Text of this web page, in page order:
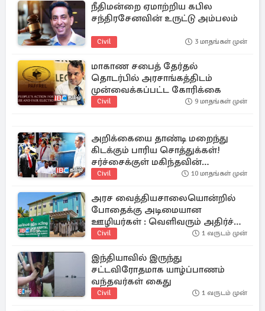
நீதிமன்றை ஏமாற்றிய கபில
சந்திரசேனவின் உருட்டு அம்பலம்
Civil 3 மாதங்கள் முன்
மாகாண சபைத் தேர்தல்
தொடர்பில் அரசாங்கத்திடம்
முன்வைக்கப்பட்ட கோரிக்கை
Civil 9 மாதங்கள் முன்
அறிக்கையை தாண்டி மறைந்து
கிடக்கும் பாரிய சொத்துக்கள்!
சர்ச்சைக்குள் மகிந்தவின்
பாதுகாப்பு அதிகாரி
Civil 10 மாதங்கள் முன்
அரச வைத்தியசாலையொன்றில்
போதைக்கு அடிமையான
ஊழியர்கள் : வெளிவரும் அதிர்ச்சி
தகவல்
Civil 1 வருடம் முன்
இந்தியாவில் இருந்து
சட்டவிரோதமாக யாழ்ப்பாணம்
வந்தவர்கள் கைது
Civil 1 வருடம் முன்